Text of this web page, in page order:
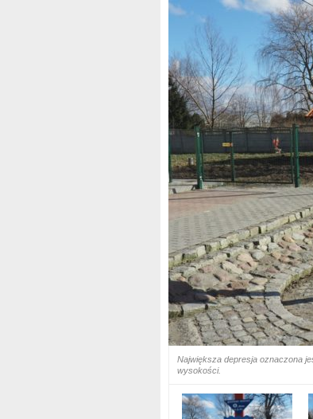
Największa depresja oznaczona
wysokości.